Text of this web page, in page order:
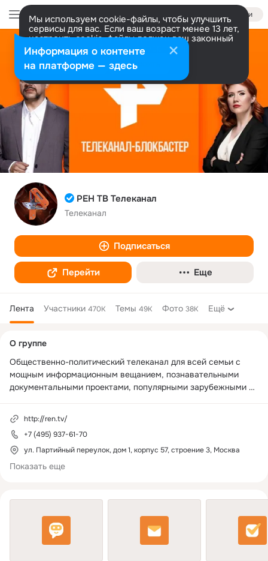
Войти
Мы используем cookie-файлы, чтобы улучшить
сервисы для вас. Если ваш возраст менее 13 лет,
настроить cookie-файлы должен ваш законный
представитель. Больше информации
Разрешить все Настроить
РЕН ТВ Телеканал
Телеканал
Подписаться
Перейти Еще
Лента Участники 470K Темы 49K Фото 38K Ещё
колонка
О группе
Общественно-политический телеканал для всей семьи с
мощным информационным вещанием, познавательными
документальными проектами, популярными зарубежными
Включена Роскомнадзором в перечень персональных
страниц -https://knd.gov.ru/license?
id=675ac907f5479a57f1e7d2d4&registryType=bloggersPermissi
on
http://ren.tv/
+7 (495) 937-61-70
ул. Партийный переулок, дом 1, корпус 57, строение 3, Москва
Показать еще
Информация о контенте
на платформе — здесь